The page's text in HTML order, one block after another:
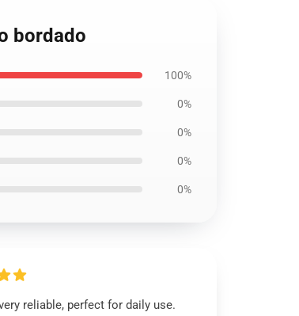
bordado
100%
0%
0%
0%
0%
reliable, perfect for daily use.